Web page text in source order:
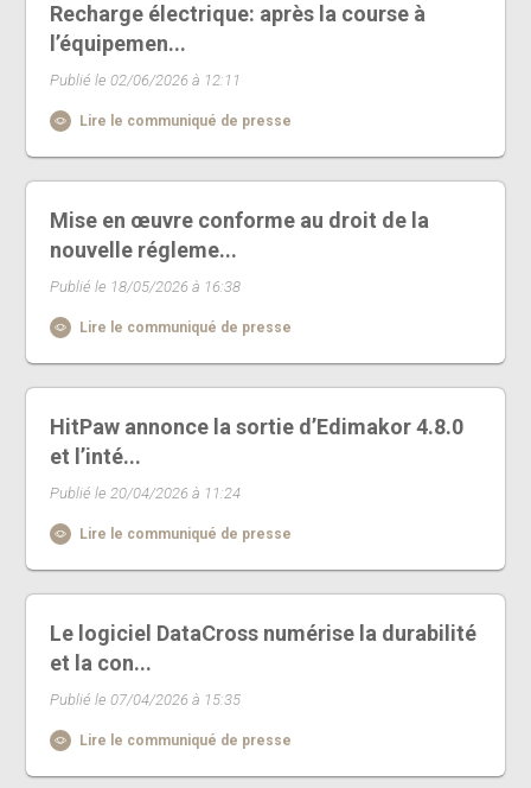
Recharge électrique: après la course à
l’équipemen...
Publié le 02/06/2026 à 12:11
Lire le communiqué de presse
Mise en œuvre conforme au droit de la
nouvelle régleme...
Publié le 18/05/2026 à 16:38
Lire le communiqué de presse
HitPaw annonce la sortie d’Edimakor 4.8.0
et l’inté...
Publié le 20/04/2026 à 11:24
Lire le communiqué de presse
Le logiciel DataCross numérise la durabilité
et la con...
Publié le 07/04/2026 à 15:35
Lire le communiqué de presse